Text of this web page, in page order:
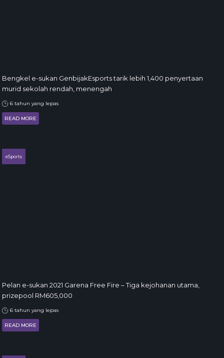
Bengkel e-sukan GenbijakEsports tarik lebih 1,400 penyertaan
murid sekolah rendah, menengah
6 tahun yang lepas
READ MORE
eSports
Pelan e-sukan 2021 Garena Free Fire – Tiga kejohanan utama,
prizepool RM605,000
6 tahun yang lepas
READ MORE